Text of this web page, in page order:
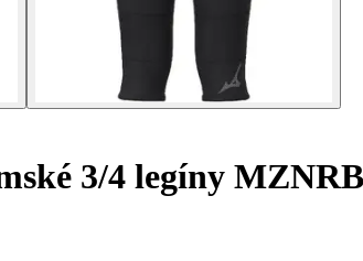
3/4 legíny MZNRB